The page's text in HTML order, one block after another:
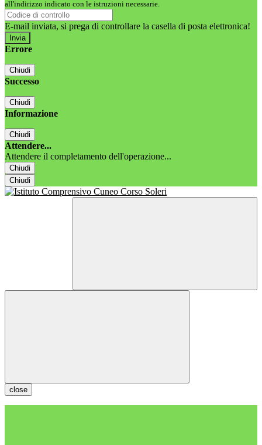
all'indirizzo indicato con le istruzioni necessarie.
E-mail inviata, si prega di controllare la casella di posta elettronica!
Errore
Chiudi
Successo
Chiudi
Informazione
Chiudi
Attendere...
Attendere il completamento dell'operazione...
Chiudi
Chiudi
close